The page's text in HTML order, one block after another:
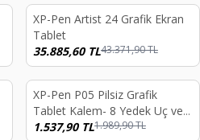
%17
XP-Pen Artist 24 Grafik Ekran
Tablet
35.885,60TL43.371,90TL
%23
XP-Pen P05 Pilsiz Grafik
Tablet Kalem- 8 Yedek Uç ve
Kalem Tutucu
1.537,90TL1.989,90TL